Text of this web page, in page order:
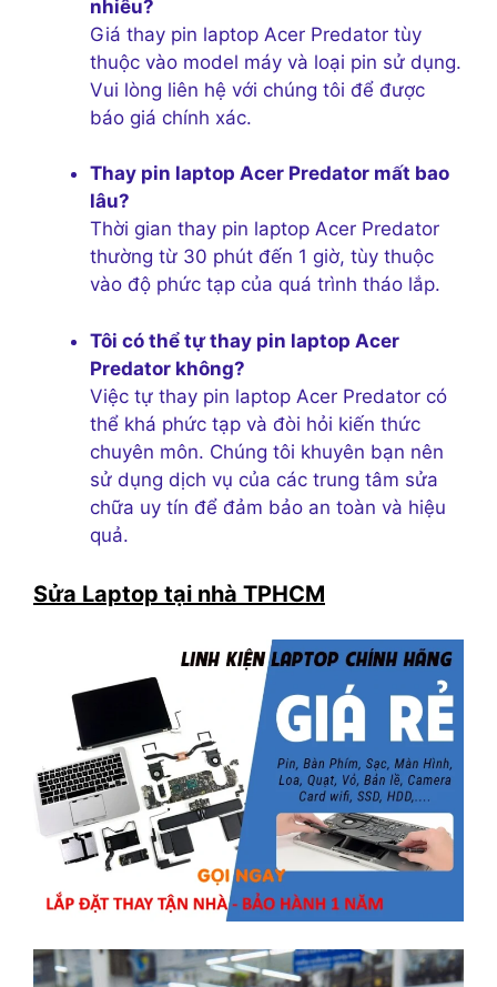
nhiêu?
Giá thay pin laptop Acer Predator tùy
thuộc vào model máy và loại pin sử dụng.
Vui lòng liên hệ với chúng tôi để được
báo giá chính xác.
Thay pin laptop Acer Predator mất bao
lâu?
Thời gian thay pin laptop Acer Predator
thường từ 30 phút đến 1 giờ, tùy thuộc
vào độ phức tạp của quá trình tháo lắp.
Tôi có thể tự thay pin laptop Acer
Predator không?
Việc tự thay pin laptop Acer Predator có
thể khá phức tạp và đòi hỏi kiến thức
chuyên môn. Chúng tôi khuyên bạn nên
sử dụng dịch vụ của các trung tâm sửa
chữa uy tín để đảm bảo an toàn và hiệu
quả.
Sửa Laptop tại nhà TPHCM